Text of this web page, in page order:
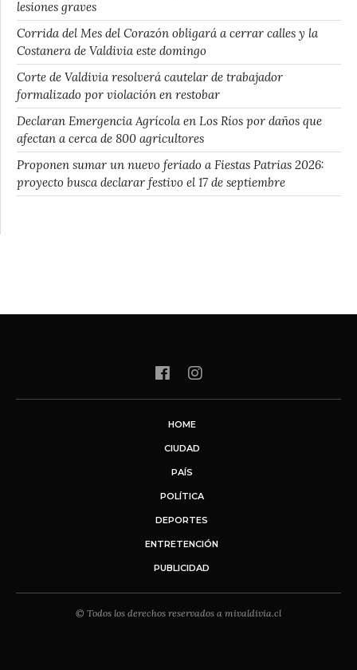
lesiones graves
Corrida del Mes del Corazón obligará a cerrar calles y la
Costanera de Valdivia este domingo
Corte de Valdivia resolverá cautelar de trabajador
formalizado por violación en restobar
Declaran Emergencia Agrícola en Los Ríos por daños que
afectan a cerca de 800 agricultores
Proponen sumar un nuevo feriado a Fiestas Patrias 2026:
proyecto busca declarar festivo el 17 de septiembre
HOME
CIUDAD
PAÍS
POLÍTICA
DEPORTES
ENTRETENCIÓN
PUBLICIDAD
© Todos los derechos reservados a mivaldivia.cl